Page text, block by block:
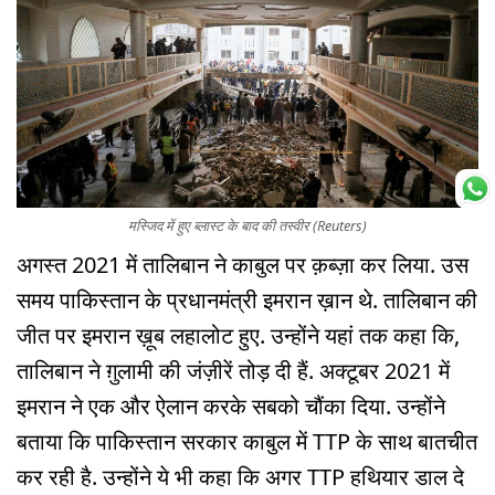
मस्जिद में हुए ब्लास्ट के बाद की तस्वीर (Reuters)
अगस्त 2021 में तालिबान ने काबुल पर क़ब्ज़ा कर लिया. उस
समय पाकिस्तान के प्रधानमंत्री इमरान ख़ान थे. तालिबान की
जीत पर इमरान ख़ूब लहालोट हुए. उन्होंने यहां तक कहा कि,
तालिबान ने ग़ुलामी की जंज़ीरें तोड़ दी हैं. अक्टूबर 2021 में
इमरान ने एक और ऐलान करके सबको चौंका दिया. उन्होंने
बताया कि पाकिस्तान सरकार काबुल में TTP के साथ बातचीत
कर रही है. उन्होंने ये भी कहा कि अगर TTP हथियार डाल दे